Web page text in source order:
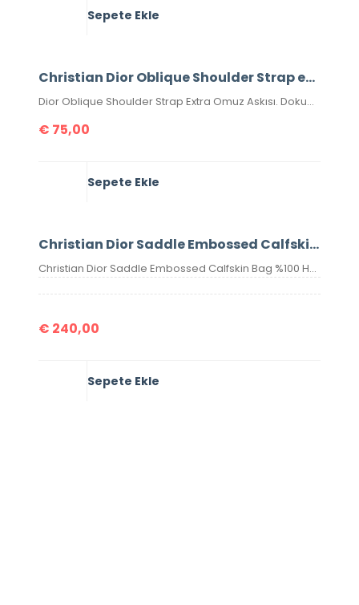
Sepete Ekle
Christian Dior Oblique Shoulder Strap extra
Dior Oblique Shoulder Strap Extra Omuz Askısı. Dokuma hasır örgü ,antik görünümlü aksesuar ,birleşim kısmı hakiki deridir. Ölçüsü 95×5 cm , kutulu, sertifikalıdır.
€ 75,00
Sepete Ekle
Christian Dior Saddle Embossed Calfskin Bag
Christian Dior Saddle Embossed Calfskin Bag %100 Hakiki Deri. Elde, kolda veya omuzda taşımaya uygundur. Yüksek kalite, işçilikli, tamamen birebir üründür.Seri numaralıdır.Ebatı 25x20x6 cm dir. Kutulu, toz torbalı, sertifikalıdır.
€ 240,00
Sepete Ekle